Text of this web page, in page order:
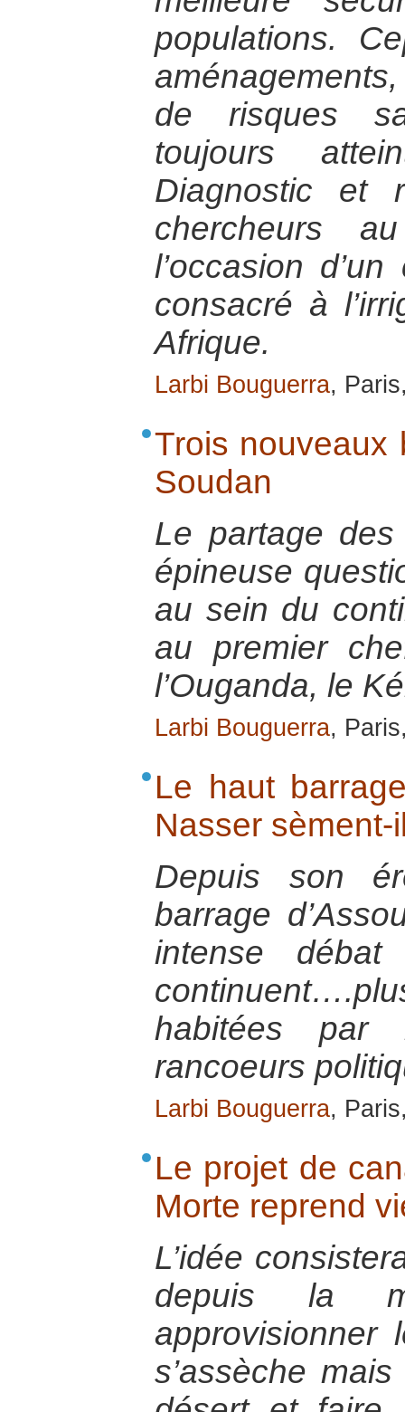
populations.
de risques
toujours
Diagnostic et
chercheurs
l’occasion
consacré à
Afrique.
Larbi Bouguerra,
Trois nouveaux
Soudan
Le partage
épineuse
au sein du
au premier
l’Ouganda, le
Larbi Bouguerra,
Le haut
Nasser
Depuis son
barrage
intense
habitées
rancoeurs
Larbi Bouguerra,
Le projet de
Morte reprend
L’idée
depuis la
s’assèche